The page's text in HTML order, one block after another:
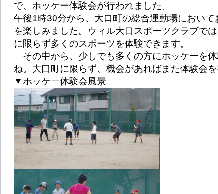
で、ホッケー体験会が行われました。
午後1時30分から、大口町の総合運動場におい
を楽しみました。ウィル大口スポーツクラブで
に限らず多くのスポーツを体験できます。
その中から、少しでも多くの方にホッケーを
ね。大口町に限らず、機会があればまた体験会
▼ホッケー体験会風景